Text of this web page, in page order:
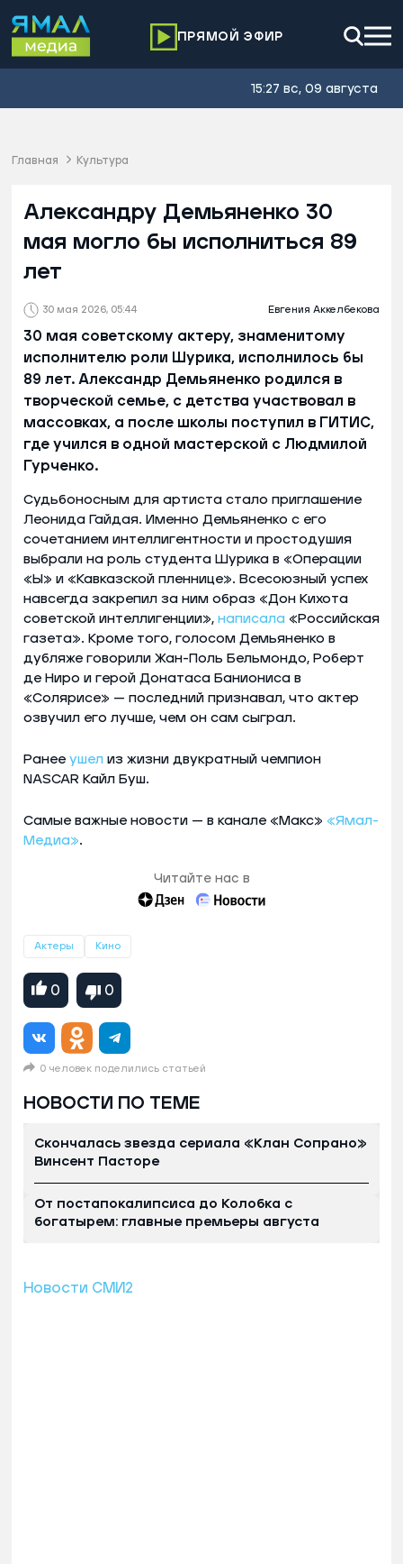
ПРЯМОЙ ЭФИР
15:27 вс, 09 августа
Главная Культура
30 мая 2026, 05:44 Евгения Аккелбекова
Александру Демьяненко 30
мая могло бы исполниться 89
лет
30 мая советскому актеру, знаменитому
исполнителю роли Шурика, исполнилось бы
89 лет. Александр Демьяненко родился в
творческой семье, с детства участвовал в
массовках, а после школы поступил в ГИТИС,
где учился в одной мастерской с Людмилой
Гурченко.
Судьбоносным для артиста стало приглашение
Леонида Гайдая. Именно Демьяненко с его
сочетанием интеллигентности и простодушия
выбрали на роль студента Шурика в «Операции
«Ы» и «Кавказской пленнице». Всесоюзный успех
навсегда закрепил за ним образ «Дон Кихота
советской интеллигенции», написала «Российская
газета». Кроме того, голосом Демьяненко в
дубляже говорили Жан-Поль Бельмондо, Роберт
де Ниро и герой Донатаса Баниониса в
«Солярисе» — последний признавал, что актер
озвучил его лучше, чем он сам сыграл.
Ранее ушел из жизни двукратный чемпион
NASCAR Кайл Буш.
Самые важные новости — в канале «Макс» «Ямал-
Медиа».
Читайте нас в
Актеры Кино
0 0
0 человек поделились статьей
НОВОСТИ ПО ТЕМЕ
Скончалась звезда сериала «Клан Сопрано»
Винсент Пасторе
От постапокалипсиса до Колобка с
богатырем: главные премьеры августа
Новости СМИ2